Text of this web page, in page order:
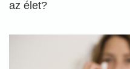
az élet?